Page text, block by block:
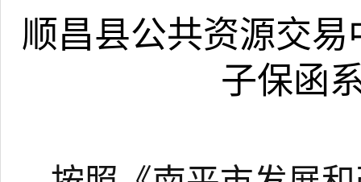
顺昌县公共资源交
子保函